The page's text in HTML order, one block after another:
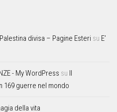
divisa – Pagine Esteri su E’
- My WordPress su
169 guerre nel mondo
della vita